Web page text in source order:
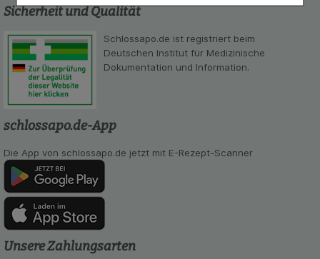
Einkaufserlebnis noch ansprechender zu gestalten,
beispielsweise für die Wiedererkennung des
Besuchers oder unsere Seite an bevorzugte
Verhaltensweisen (z.B. Spracheinstellung)
anzupassen. Komfort-Cookies ermöglichen es uns
auch auf Ihre Bedürfnisse zugeschrittene Inhalte
anzuzeigen und unser Partnerprogramm zu
betreiben.
Statistik & Tracking:
Informationen über die Art und Weise der Nutzung
unserer Website sammeln, mit deren Hilfe wir
unsere Website weiter für Sie optimieren können,
den Inhalt auf unserer Website aber auch die
Werbung auf Drittseiten möglichst relevant für Sie
zu gestalten. Bitte beachten Sie, dass Daten
hierfür teilweise an Dritte wie z.B. Google oder
soziale Medien übertragen werden.
Sicherheit und Qualität
Schlossapo.de ist registriert beim
Deutschen Institut für Medizinische
Dokumentation und Information.
schlossapo.de-App
Die App von schlossapo.de jetzt mit E-Rezept-Scanner
Unsere Zahlungsarten